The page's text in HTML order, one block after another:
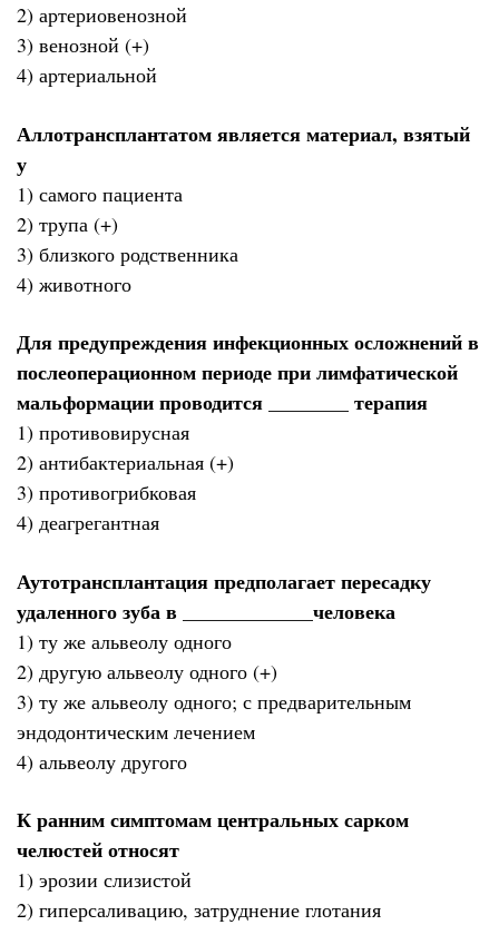
2) артериовенозной
3) венозной (+)
4) артериальной
Аллотрансплантатом является материал, взятый
у
1) самого пациента
2) трупа (+)
3) близкого родственника
4) животного
Для предупреждения инфекционных осложнений в
послеоперационном периоде при лимфатической
мальформации проводится ________ терапия
1) противовирусная
2) антибактериальная (+)
3) противогрибковая
4) деагрегантная
Аутотрансплантация предполагает пересадку
удаленного зуба в _____________человека
1) ту же альвеолу одного
2) другую альвеолу одного (+)
3) ту же альвеолу одного; с предварительным
эндодонтическим лечением
4) альвеолу другого
К ранним симптомам центральных сарком
челюстей относят
1) эрозии слизистой
2) гиперсаливацию, затруднение глотания